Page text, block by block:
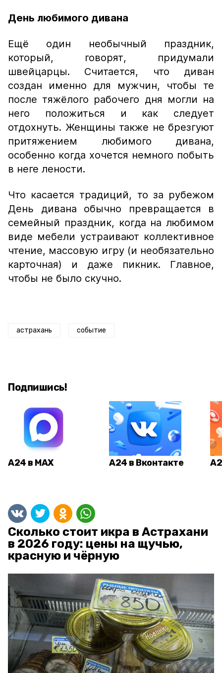
День любимого дивана
Ещё один необычный праздник,
который, говорят, придумали
швейцарцы. Считается, что диван
создан именно для мужчин, чтобы те
после тяжёлого рабочего дня могли на
него положиться и как следует
отдохнуть. Женщины также не брезгуют
притяжением любимого дивана,
особенно когда хочется немного побыть
в неге лености.
Что касается традиций, то за рубежом
День дивана обычно превращается в
семейный праздник, когда на любимом
виде мебели устраивают коллективное
чтение, массовую игру (и необязательно
карточная) и даже пикник. Главное,
чтобы не было скучно.
астрахань событие
Подпишись!
А24 в MAX А24 в Вконтакте
Сколько стоит икра в Астрахани
в 2026 году: цены на щучью,
красную и чёрную